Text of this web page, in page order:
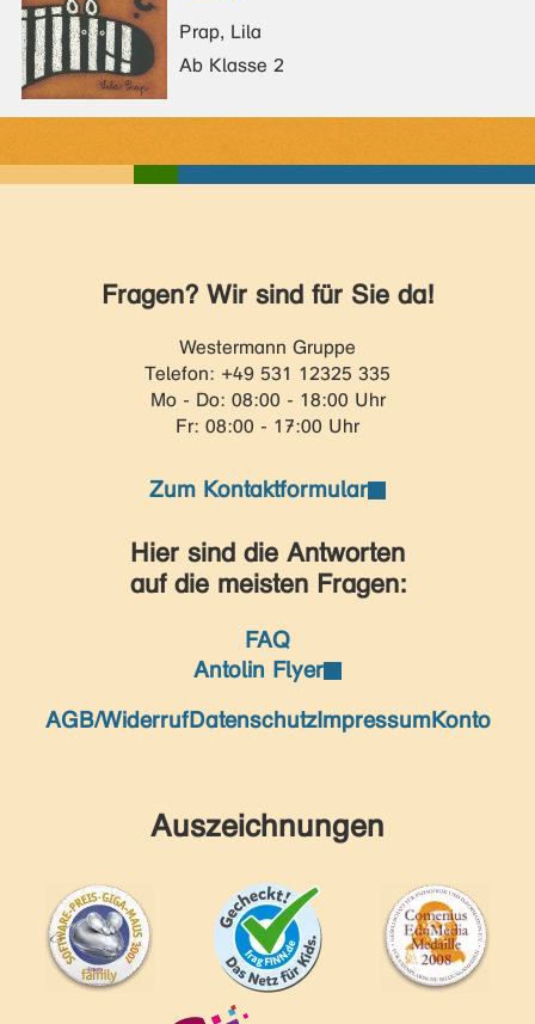
Prap, Lila
Ab Klasse 2